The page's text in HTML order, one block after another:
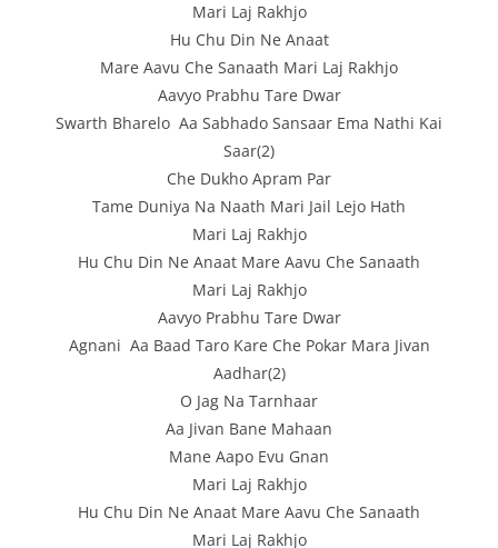
Mari Laj Rakhjo
Hu Chu Din Ne Anaat
Mare Aavu Che Sanaath Mari Laj Rakhjo
Aavyo Prabhu Tare Dwar
Swarth Bharelo Aa Sabhado Sansaar Ema Nathi Kai
Saar(2)
Che Dukho Apram Par
Tame Duniya Na Naath Mari Jail Lejo Hath
Mari Laj Rakhjo
Hu Chu Din Ne Anaat Mare Aavu Che Sanaath
Mari Laj Rakhjo
Aavyo Prabhu Tare Dwar
Agnani Aa Baad Taro Kare Che Pokar Mara Jivan
Aadhar(2)
O Jag Na Tarnhaar
Aa Jivan Bane Mahaan
Mane Aapo Evu Gnan
Mari Laj Rakhjo
Hu Chu Din Ne Anaat Mare Aavu Che Sanaath
Mari Laj Rakhjo